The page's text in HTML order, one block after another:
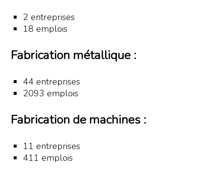
2 entreprises
18 emplois
Fabrication métallique :
44 entreprises
2093 emplois
Fabrication de machines :
11 entreprises
411 emplois